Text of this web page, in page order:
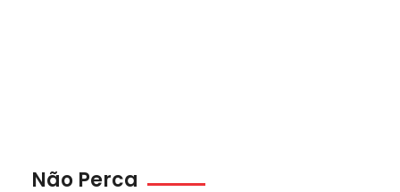
Não Perca